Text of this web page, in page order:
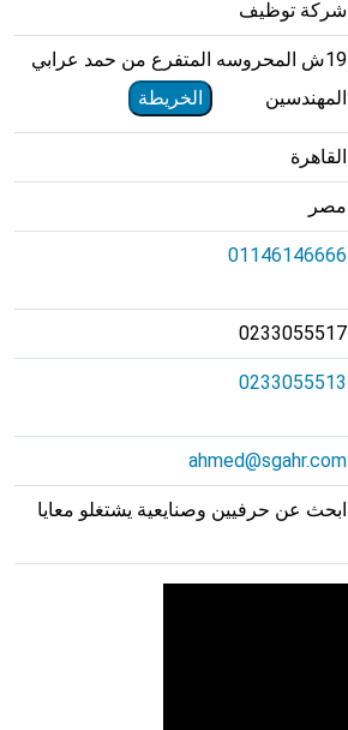
شركة توظيف
19ش المحروسه المتفرع من حمد عرابي
المهندسين
الخريطة
القاهرة
مصر
01146146666
0233055517
0233055513
ahmed@sgahr.com
ابحث عن حرفيين وصنايعية يشتغلو معايا